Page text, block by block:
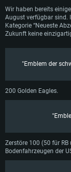
Wir haben bereits
August verfügbar sind.
Kategorie “Neueste
Zukunft keine
"Emblem der
200 Golden Eagles.
Zerstöre 100 (50 für
Bodenfahrzeugen der